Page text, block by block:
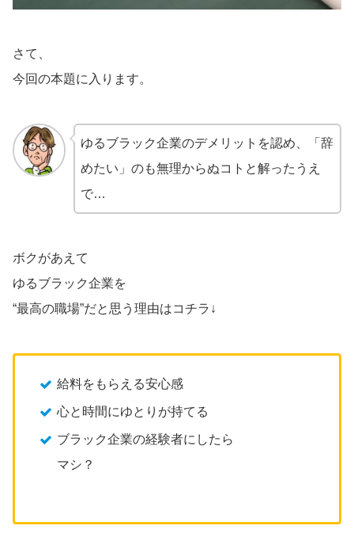
さて、
今回の本題に入ります。
ゆるブラック企業のデメリットを認め、「辞
めたい」のも無理からぬコトと解ったうえ
で…
ボクがあえて
ゆるブラック企業を
“最高の職場”だと思う理由はコチラ↓
給料をもらえる安心感
心と時間にゆとりが持てる
ブラック企業の経験者にしたら
マシ？